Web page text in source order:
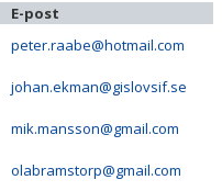
E-post
peter.raabe@hotmail.com
johan.ekman@gislovsif.se
mik.mansson@gmail.com
olabramstorp@gmail.com